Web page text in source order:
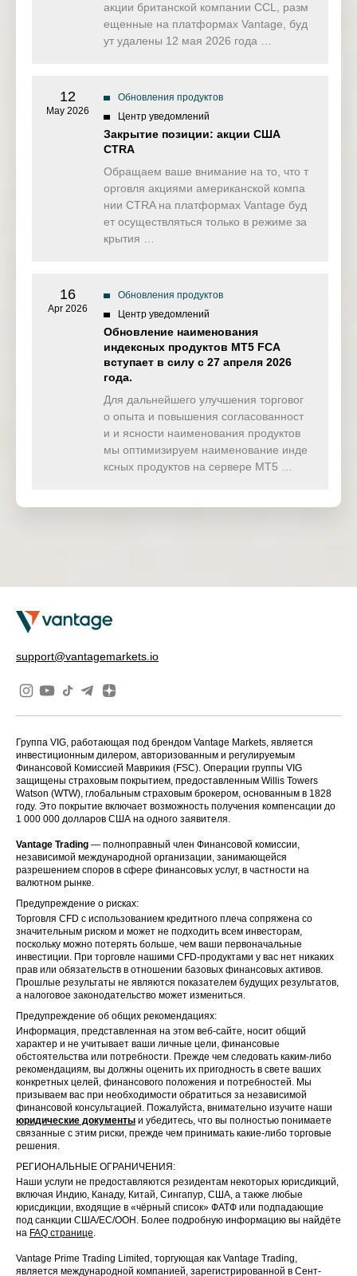
акции британской компании CCL, разм
ещенные на платформах Vantage, буд
ут удалены 12 мая 2026 года …
12
May 2026
Обновления продуктов
Центр уведомлений
Закрытие позиции: акции США
CTRA
Обращаем ваше внимание на то, что т
орговля акциями американской компа
нии CTRA на платформах Vantage буд
ет осуществляться только в режиме за
крытия …
16
Apr 2026
Обновления продуктов
Центр уведомлений
Обновление наименования
индексных продуктов MT5 FCA
вступает в силу с 27 апреля 2026
года.
Для дальнейшего улучшения торговог
о опыта и повышения согласованност
и и ясности наименования продуктов
мы оптимизируем наименование инде
ксных продуктов на сервере MT5 …
support@vantagemarkets.io
Группа VIG, работающая под брендом Vantage Markets, является
инвестиционным дилером, авторизованным и регулируемым
Финансовой Комиссией Маврикия (FSC). Операции группы VIG
защищены страховым покрытием, предоставленным Willis Towers
Watson (WTW), глобальным страховым брокером, основанным в 1828
году. Это покрытие включает возможность получения компенсации до
1 000 000 долларов США на одного заявителя.
Vantage Trading — полноправный член Финансовой комиссии,
независимой международной организации, занимающейся
разрешением споров в сфере финансовых услуг, в частности на
валютном рынке.
Предупреждение о рисках:
Торговля CFD с использованием кредитного плеча сопряжена со
значительным риском и может не подходить всем инвесторам,
поскольку можно потерять больше, чем ваши первоначальные
инвестиции. При торговле нашими CFD-продуктами у вас нет никаких
прав или обязательств в отношении базовых финансовых активов.
Прошлые результаты не являются показателем будущих результатов,
а налоговое законодательство может измениться.
Предупреждение об общих рекомендациях:
Информация, представленная на этом веб-сайте, носит общий
характер и не учитывает ваши личные цели, финансовые
обстоятельства или потребности. Прежде чем следовать каким-либо
рекомендациям, вы должны оценить их пригодность в свете ваших
конкретных целей, финансового положения и потребностей. Мы
призываем вас при необходимости обратиться за независимой
финансовой консультацией. Пожалуйста, внимательно изучите наши
юридические документы и убедитесь, что вы полностью понимаете
связанные с этим риски, прежде чем принимать какие-либо торговые
решения.
РЕГИОНАЛЬНЫЕ ОГРАНИЧЕНИЯ:
Наши услуги не предоставляются резидентам некоторых юрисдикций,
включая Индию, Канаду, Китай, Сингапур, США, а также любые
юрисдикции, входящие в «чёрный список» ФАТФ или подпадающие
под санкции США/ЕС/ООН. Более подробную информацию вы найдёте
на FAQ странице.
Vantage Prime Trading Limited, торгующая как Vantage Trading,
является международной компанией, зарегистрированной в Сент-